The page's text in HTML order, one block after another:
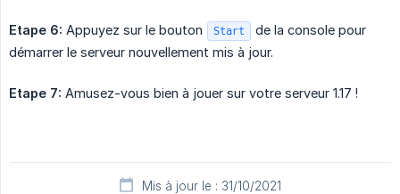
Etape 6: Appuyez sur le bouton Start
de la console pour
démarrer le serveur nouvellement mis à jour.
Etape 7: Amusez-vous bien à jouer sur votre serveur 1.17 !
Mis à jour le : 31/10/2021